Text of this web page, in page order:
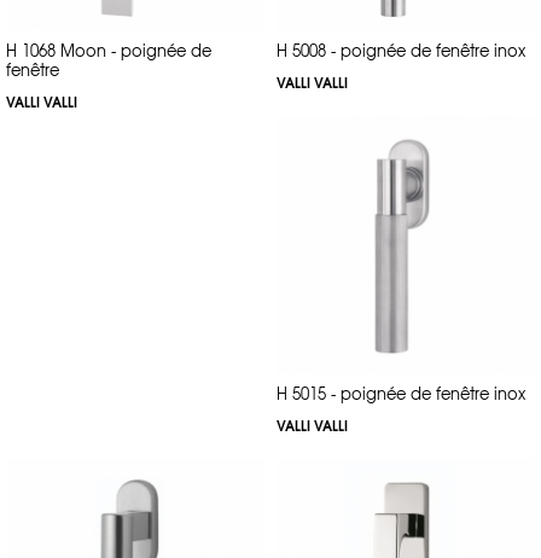
H 1068 Moon - poignée de
fenêtre
VALLI VALLI
H 5008 - poignée de fenêtre inox
VALLI VALLI
H 5015 - poignée de fenêtre inox
VALLI VALLI